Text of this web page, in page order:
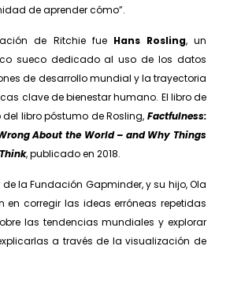
de aprender cómo”.
de Ritchie fue Hans Rosling, un
sueco dedicado al uso de los datos
de desarrollo mundial y la trayectoria
clave de bienes­tar humano. El libro de
libro póstumo de Rosling, Factfulness:
About the World – and Why Things
, publicado en 2018.
la Fundación Gapminder, y su hijo, Ola
en corregir las ideas erróneas repetidas
las tenden­cias mundiales y explorar
a través de la visualización de